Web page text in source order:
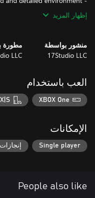
إظهار المزيد
منشور بواسطة
17Studio LLC
مطورة
LLC
العب باستخدام
XBOX One
الإمكانات
Single player إنجازات Xbox
People also like